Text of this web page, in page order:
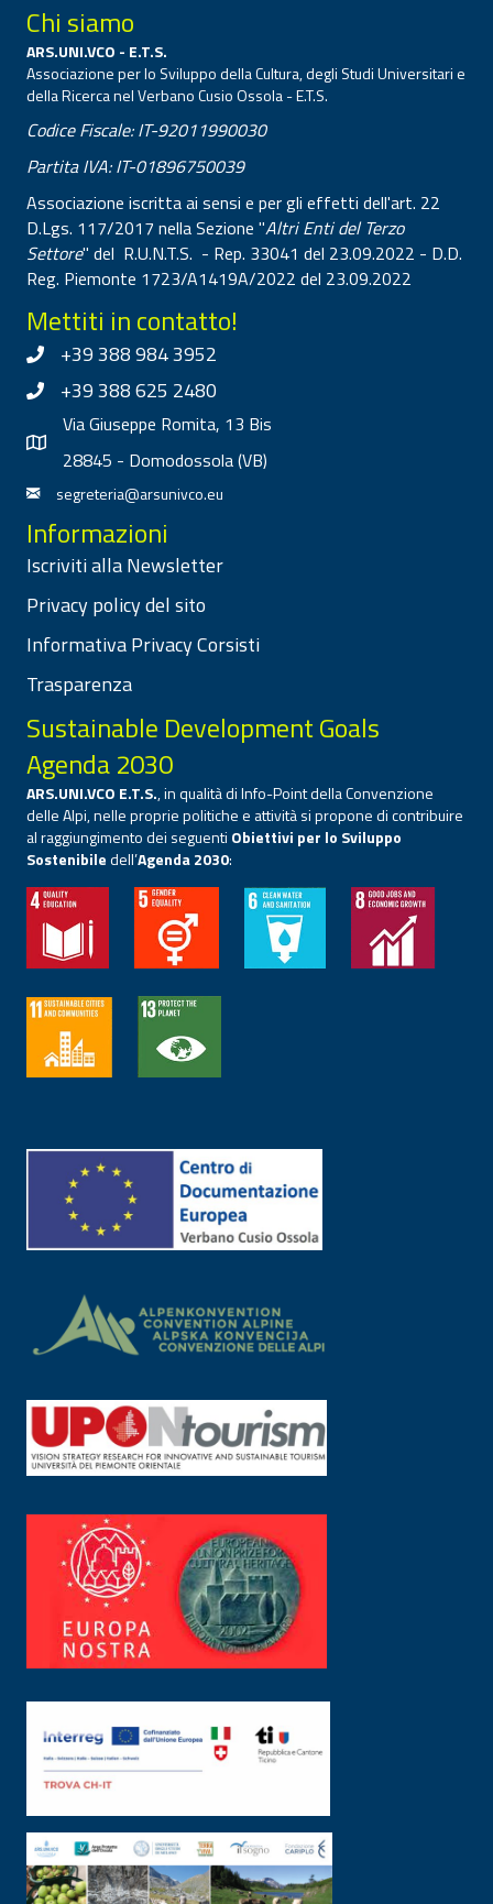
Chi siamo
ARS.UNI.VCO - E.T.S.
Associazione per lo Sviluppo della Cultura, degli Studi Universitari e
della Ricerca nel Verbano Cusio Ossola - E.T.S.
Codice Fiscale: IT-92011990030
Partita IVA: IT-01896750039
Associazione iscritta ai sensi e per gli effetti dell'art. 22
D.Lgs. 117/2017 nella Sezione "Altri Enti del Terzo
Settore" del R.U.N.T.S. - Rep. 33041 del 23.09.2022 - D.D.
Reg. Piemonte 1723/A1419A/2022 del 23.09.2022
Mettiti in contatto!
+39 388 984 3952
+39 388 625 2480
Via Giuseppe Romita, 13 Bis
28845 - Domodossola (VB)
segreteria@arsunivco.eu
Informazioni
Iscriviti alla Newsletter
Privacy policy del sito
Informativa Privacy Corsisti
Trasparenza
Sustainable Development Goals
Agenda 2030
ARS.UNI.VCO E.T.S., in qualità di Info-Point della Convenzione
delle Alpi, nelle proprie politiche e attività si propone di contribuire
al raggiungimento dei seguenti Obiettivi per lo Sviluppo
Sostenibiledell’Agenda 2030: